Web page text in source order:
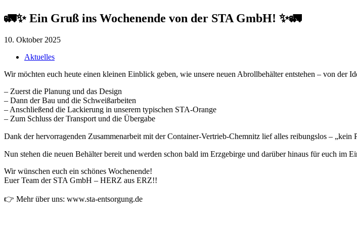
🚛✨ Ein Gruß ins Wochenende von der STA GmbH! ✨🚛
10. Oktober 2025
Aktuelles
Wir möchten euch heute einen kleinen Einblick geben, wie unsere neuen Abrollbehälter entstehen – von der
– Zuerst die Planung und das Design
– Dann der Bau und die Schweißarbeiten
– Anschließend die Lackierung in unserem typischen STA-Orange
– Zum Schluss der Transport und die Übergabe
Dank der hervorragenden Zusammenarbeit mit der Container-Vertrieb-Chemnitz lief alles reibungslos – „kein
Nun stehen die neuen Behälter bereit und werden schon bald im Erzgebirge und darüber hinaus für euch im
Wir wünschen euch ein schönes Wochenende!
Euer Team der STA GmbH – HERZ aus ERZ!!
👉 Mehr über uns: www.sta-entsorgung.de